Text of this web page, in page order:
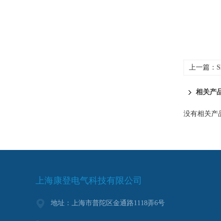
上一篇：
相关产
没有相关产
上海康登电气科技有限公司
地址：上海市普陀区金通路1118弄6号